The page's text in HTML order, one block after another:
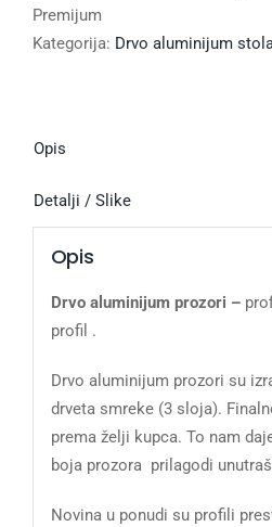
Premijum
Kategorija: Drvo aluminijum
Opis
Detalji / Slike
Opis
Drvo aluminijum prozori –
profil .
Drvo aluminijum prozori su
drveta smreke (3 sloja).
prema želji kupca. To nam
boja prozora prilagodi
Novina u ponudi su profili